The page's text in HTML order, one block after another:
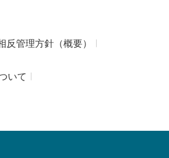
反管理方針（概要）
いて